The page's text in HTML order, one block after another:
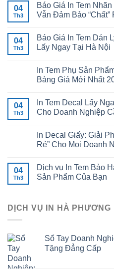
04
Th3
Báo Giá In Tem
Vẫn Đảm Bảo
04
Th3
Báo Giá In Tem Dán
Lấy Ngay Tại Hà Nội
In Tem Phụ Sản
Bảng Giá Mới Nhất
04
Th3
In Tem Decal Lấy
Cho Doanh Nghiệp
In Decal Giấy: Giải
Rẻ” Cho Mọi Doanh
04
Th3
Dịch vụ In Tem Bảo
Sản Phẩm Của Bạn
DỊCH VỤ IN HÀ PHƯƠNG
Sổ Tay Doanh
Tặng Đẳng Cấp